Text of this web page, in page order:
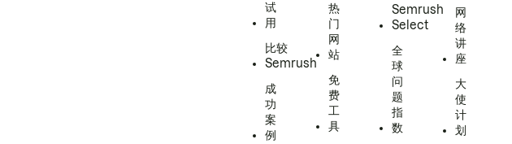
试
用
比较
Semrush
成
功
案
例
热
门
网
站
免
费
工
具
Semrush
Select
全
球
问
题
指
数
网
络
讲
座
大
使
计
划